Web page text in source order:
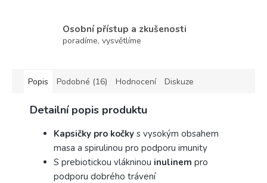
Osobní přístup a zkušenosti
poradíme, vysvětlíme
Popis Podobné (16) Hodnocení Diskuze
Detailní popis produktu
Kapsičky pro kočky s vysokým obsahem
masa a spirulinou pro podporu imunity
S prebiotickou vlákninou inulinem pro
podporu dobrého trávení